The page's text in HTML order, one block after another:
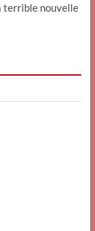
terrible nouvelle